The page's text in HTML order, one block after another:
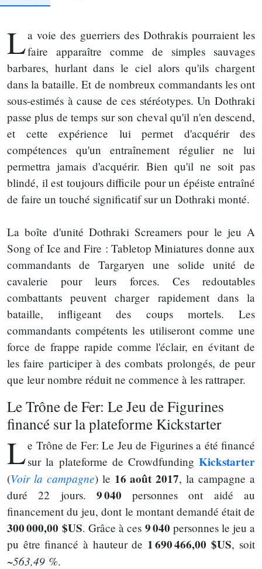
La voie des guerriers des Dothrakis pourraient les
faire apparaître comme de simples sauvages
barbares, hurlant dans le ciel alors qu'ils chargent
dans la bataille. Et de nombreux commandants les ont
sous-estimés à cause de ces stéréotypes. Un Dothraki
passe plus de temps sur son cheval qu'il n'en descend,
et cette expérience lui permet d'acquérir des
compétences qu'un entraînement régulier ne lui
permettra jamais d'acquérir. Bien qu'il ne soit pas
blindé, il est toujours difficile pour un épéiste entraîné
de faire un touché significatif sur un Dothraki monté.
La boîte d'unité Dothraki Screamers pour le jeu A
Song of Ice and Fire : Tabletop Miniatures donne aux
commandants de Targaryen une solide unité de
cavalerie pour leurs forces. Ces redoutables
combattants peuvent charger rapidement dans la
bataille, infligeant des coups mortels. Les
commandants compétents les utiliseront comme une
force de frappe rapide comme l'éclair, en évitant de
les faire participer à des combats prolongés, de peur
que leur nombre réduit ne commence à les rattraper.
Le Trône de Fer: Le Jeu de Figurines
financé sur la plateforme Kickstarter
Le Trône de Fer: Le Jeu de Figurines a été financé
sur la plateforme de Crowdfunding Kickstarter
(Voir la campagne) le 16 août 2017, la campagne a
duré 22 jours. 9 040 personnes ont aidé au
financement du jeu, dont le montant demandé était de
300 000,00 $US. Grâce à ces 9 040 personnes le jeu a
pu être financé à hauteur de 1 690 466,00 $US, soit
~563,49 %.